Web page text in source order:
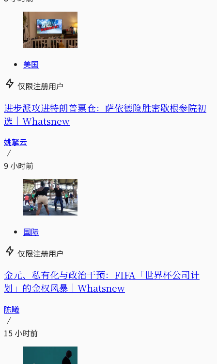
美国
仅限注册用户
进步派攻进特朗普票仓：萨依德险胜密歇根参院初
选｜Whatsnew
姚拏云
9 小时前
国际
仅限注册用户
金元、私有化与政治干预：FIFA「世界杯公司计
划」的金权风暴｜Whatsnew
陈曦
15 小时前